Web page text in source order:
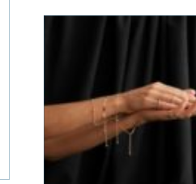
svårt att formulera i ord.
sekunder, oavsett om
mottagaren befinner sig
på konto...